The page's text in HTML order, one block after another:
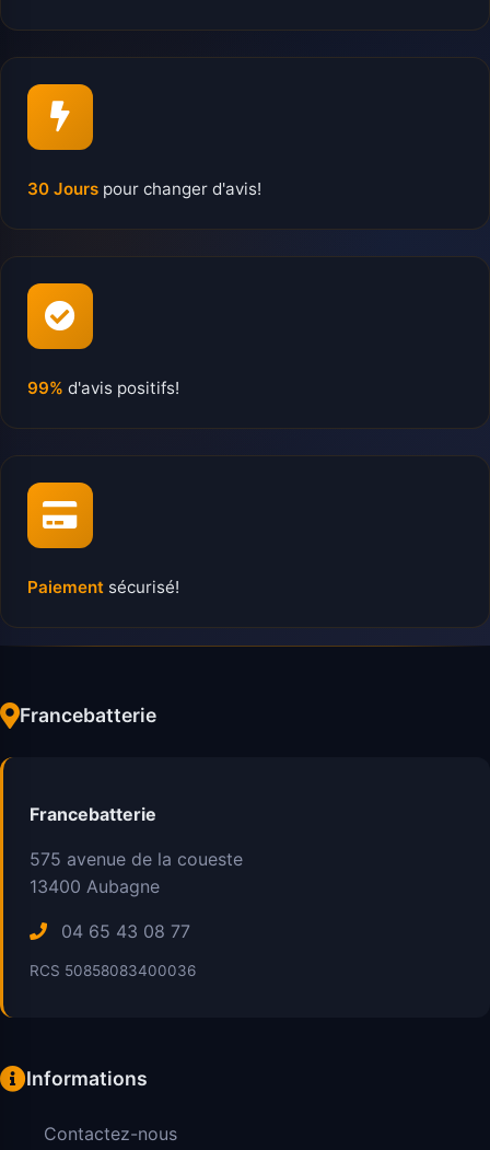
30 Jours pour changer d'avis!
99% d'avis positifs!
Paiement sécurisé!
Francebatterie
Francebatterie
575 avenue de la coueste
13400 Aubagne
04 65 43 08 77
RCS 50858083400036
Informations
Contactez-nous